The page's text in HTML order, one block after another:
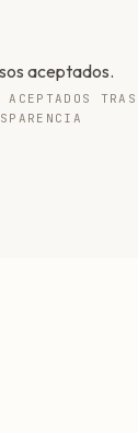
aceptados.
TRAS